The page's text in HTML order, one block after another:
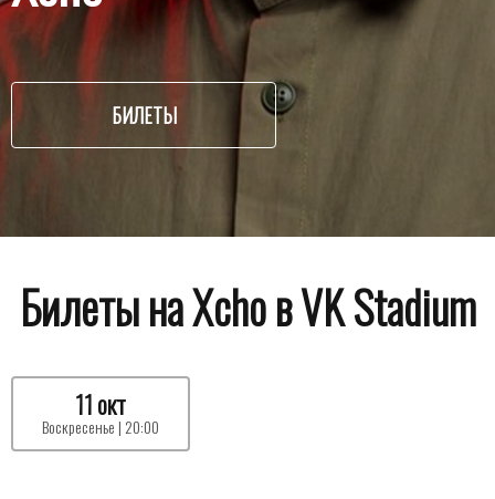
БИЛЕТЫ
Билеты на Xcho в VK Stadium
11 окт
Воскресенье | 20:00